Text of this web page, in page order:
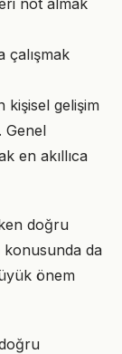
not almak
çalışmak
kişisel gelişim
Genel
en akıllıca
doğru
konusunda da
önem